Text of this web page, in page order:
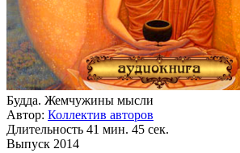
Будда. Жемчужины мысли
Автор: Коллектив авторов
Длительность 41 мин. 45 сек.
Выпуск 2014